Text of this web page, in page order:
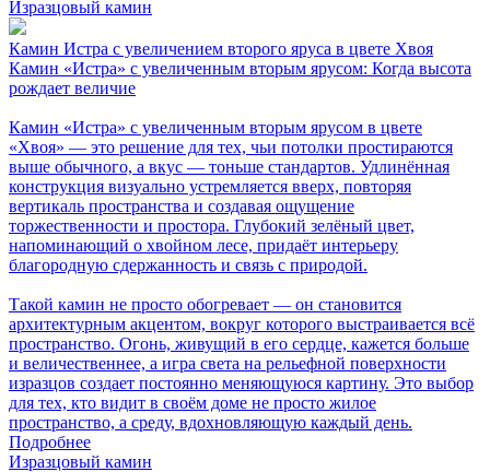
Изразцовый камин
Камин Истра с увеличением второго яруса в цвете Хвоя
Камин «Истра» с увеличенным вторым ярусом: Когда высота
рождает величие
Камин «Истра» с увеличенным вторым ярусом в цвете
«Хвоя» — это решение для тех, чьи потолки простираются
выше обычного, а вкус — тоньше стандартов. Удлинённая
конструкция визуально устремляется вверх, повторяя
вертикаль пространства и создавая ощущение
торжественности и простора. Глубокий зелёный цвет,
напоминающий о хвойном лесе, придаёт интерьеру
благородную сдержанность и связь с природой.
Такой камин не просто обогревает — он становится
архитектурным акцентом, вокруг которого выстраивается всё
пространство. Огонь, живущий в его сердце, кажется больше
и величественнее, а игра света на рельефной поверхности
изразцов создает постоянно меняющуюся картину. Это выбор
для тех, кто видит в своём доме не просто жилое
пространство, а среду, вдохновляющую каждый день.
Подробнее
Изразцовый камин